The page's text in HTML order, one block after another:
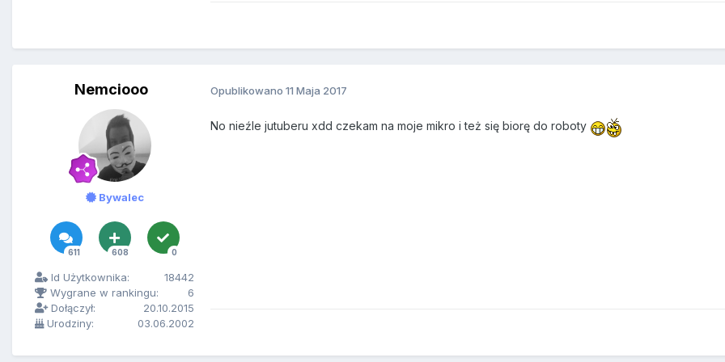
Nemciooo
Bywalec
611 608 0
Id Użytkownika:
18442
Wygrane w rankingu:
6
Dołączył:
20.10.2015
Urodziny:
03.06.2002
Opublikowano 11 Maja 2017
No nieźle jutuberu xdd czekam na moje mikro i też się biorę do roboty